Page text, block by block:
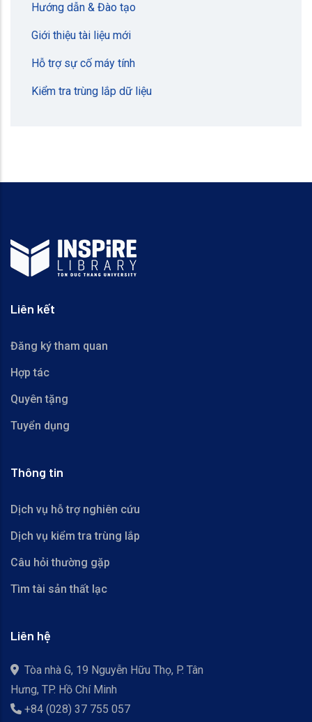
Hướng dẫn & Đào tạo
Giới thiệu tài liệu mới
Hỗ trợ sự cố máy tính
Kiểm tra trùng lắp dữ liệu
Liên kết
Đăng ký tham quan
Hợp tác
Quyên tặng
Tuyển dụng
Thông tin
Dịch vụ hỗ trợ nghiên cứu
Dịch vụ kiểm tra trùng lắp
Câu hỏi thường gặp
Tìm tài sản thất lạc
Liên hệ
Tòa nhà G, 19 Nguyễn Hữu Thọ, P. Tân
Hưng, TP. Hồ Chí Minh
+84 (028) 37 755 057